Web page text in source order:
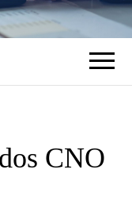
CNO